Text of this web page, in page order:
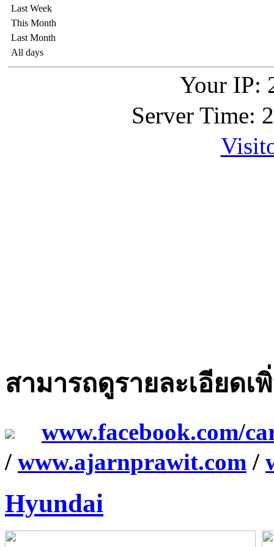
Last Week
This Month
Last Month
All days
Your IP:
Server Time:
สามารถดูรายละเอียดเ
www.facebook.com/
/ www.ajarnprawit.com /
Hyundai